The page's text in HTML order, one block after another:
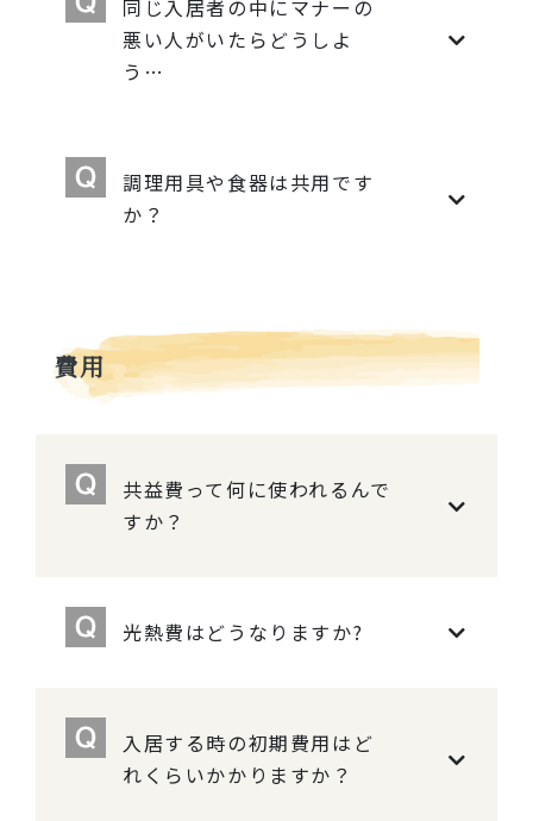
同じ入居者の中にマナーの
悪い人がいたらどうしよ
う…
調理用具や食器は共用です
か？
費用
共益費って何に使われるんで
すか？
光熱費はどうなりますか?
入居する時の初期費用はど
れくらいかかりますか？